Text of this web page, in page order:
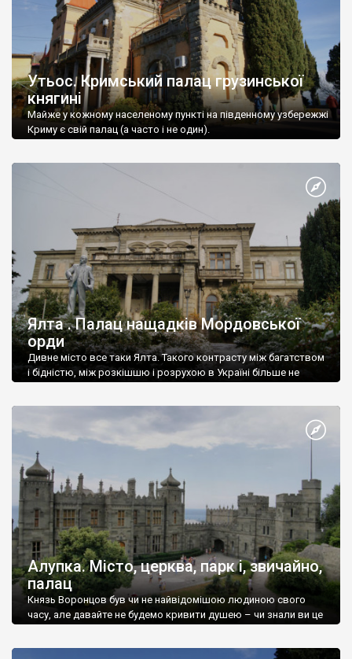
Утьос. Кримський палац грузинської
княгині
Майже у кожному населеному пункті на південному узбережжі
Криму є свій палац (а часто і не один).
Ялта . Палац нащадків Мордовської
орди
Дивне місто все таки Ялта. Такого контрасту між багатством
і бідністю, між розкішшю і розрухою в Україні більше не
Алупка. Місто, церква, парк і, звичайно,
палац
Князь Воронцов був чи не найвідомішою людиною свого
часу, але давайте не будемо кривити душею – чи знали ви це